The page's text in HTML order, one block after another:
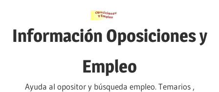
contenido
Información Oposiciones y
Empleo
Ayuda al opositor y búsqueda empleo. Temarios ,